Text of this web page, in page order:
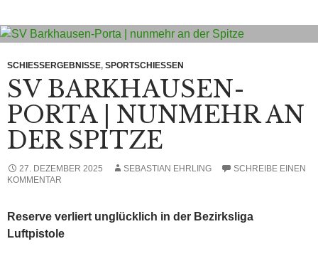
SCHIESSERGEBNISSE , SPORTSCHIESSEN
SV BARKHAUSEN-
PORTA | NUNMEHR AN
DER SPITZE
27. DEZEMBER 2025 SEBASTIAN EHRLING
SCHREIBE EINEN
KOMMENTAR
Reserve verliert unglücklich in der Bezirksliga
Luftpistole